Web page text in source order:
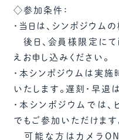
◇参加条件：
・当日は、シンポジウム
後日、会員様限定にて
えお申し込みください。
・本シンポジウムは実
いたします。遅刻・早退
・本シンポジウムでは
でもご参加いただけます
可能な方はカメラON